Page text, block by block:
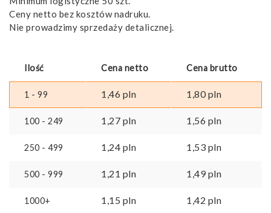
Ceny netto bez kosztów nadruku.
Nie prowadzimy sprzedaży detalicznej.
Ilość Cena netto Cena brutto
1 - 99 1,46 pln 1,80pln
100 - 249 1,27 pln 1,56 pln
250 - 499 1,24 pln 1,53 pln
500 - 999 1,21 pln 1,49pln
1000+ 1,15 pln 1,42 pln